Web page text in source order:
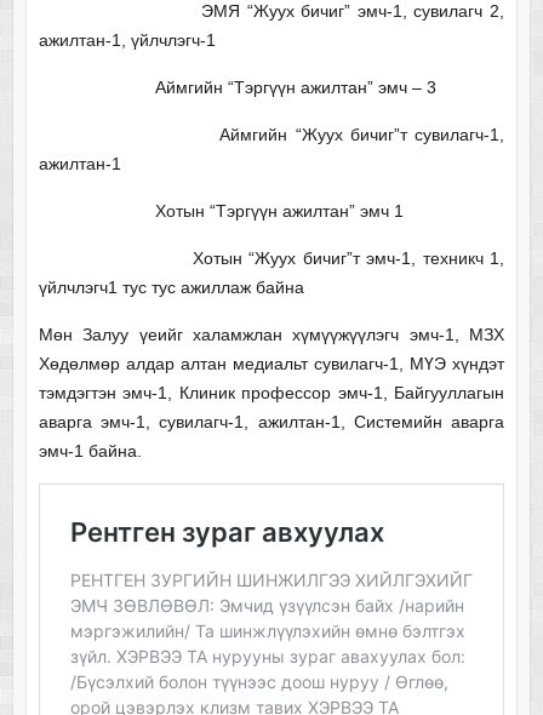
ЭМЯ “Жуух бичиг” эмч-1, сувилагч 2,
ажилтан-1, үйлчлэгч-1
Аймгийн “Тэргүүн ажилтан” эмч – 3
Аймгийн “Жуух бичиг”т сувилагч-1,
ажилтан-1
Хотын “Тэргүүн ажилтан” эмч 1
Хотын “Жуух бичиг”т эмч-1, техникч 1,
үйлчлэгч1 тус тус ажиллаж байна
Мөн Залуу үеийг халамжлан хүмүүжүүлэгч эмч-1, МЗХ
Хөдөлмөр алдар алтан медиальт сувилагч-1, МҮЭ хүндэт
тэмдэгтэн эмч-1, Клиник профессор эмч-1, Байгууллагын
аварга эмч-1, сувилагч-1, ажилтан-1, Системийн аварга
эмч-1 байна.